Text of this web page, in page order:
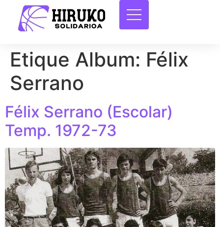
Etique Album: Félix
Serrano
Félix Serrano (Escolar)
Temp. 1972-73